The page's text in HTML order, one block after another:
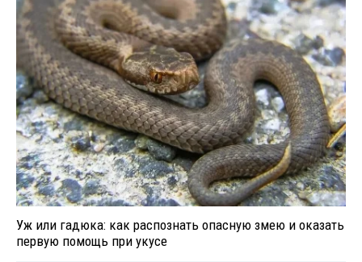
Уж или гадюка: как распознать опасную змею и оказать
первую помощь при укусе